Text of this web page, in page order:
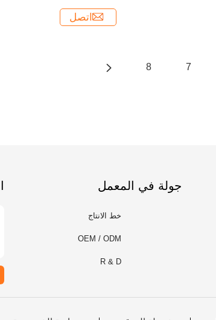
اتصل
7
8
جولة في المعمل
خط الانتاج
OEM / ODM
R & D